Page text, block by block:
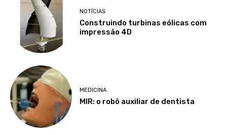
NOTÍCIAS
Construindo turbinas eólicas com
impressão 4D
MEDICINA
MIR: o robô auxiliar de dentista